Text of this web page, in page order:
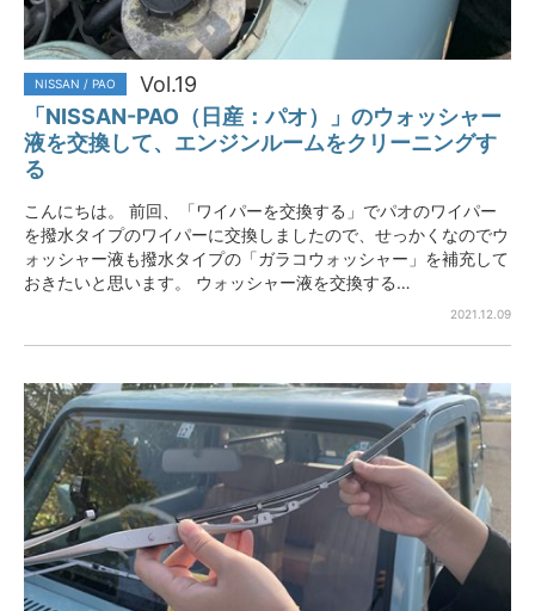
NISSAN / PAO
Vol.19
「NISSAN-PAO（日産：パオ）」のウォッシャー
液を交換して、エンジンルームをクリーニングす
る
こんにちは。 前回、「ワイパーを交換する」でパオのワイパー
を撥水タイプのワイパーに交換しましたので、せっかくなのでウ
ォッシャー液も撥水タイプの「ガラコウォッシャー」を補充して
おきたいと思います。 ウォッシャー液を交換する…
2021.12.09